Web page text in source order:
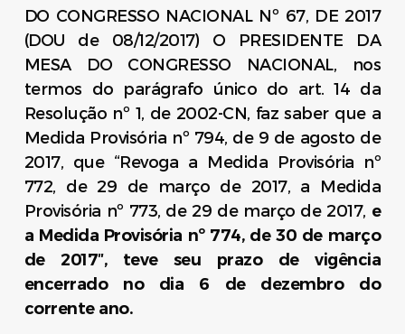
DO CONGRESSO NACIONAL Nº 67, DE 2017
(DOU de 08/12/2017) O PRESIDENTE DA
MESA DO CONGRESSO NACIONAL, nos
termos do parágrafo único do art. 14 da
Resolução nº 1, de 2002-CN, faz saber que a
Medida Provisória nº 794, de 9 de agosto de
2017, que “Revoga a Medida Provisória nº
772, de 29 de março de 2017, a Medida
Provisória nº 773, de 29 de março de 2017, e
a Medida Provisória nº 774, de 30 de março
de 2017″, teve seu prazo de vigência
encerrado no dia 6 de dezembro do
corrente ano.